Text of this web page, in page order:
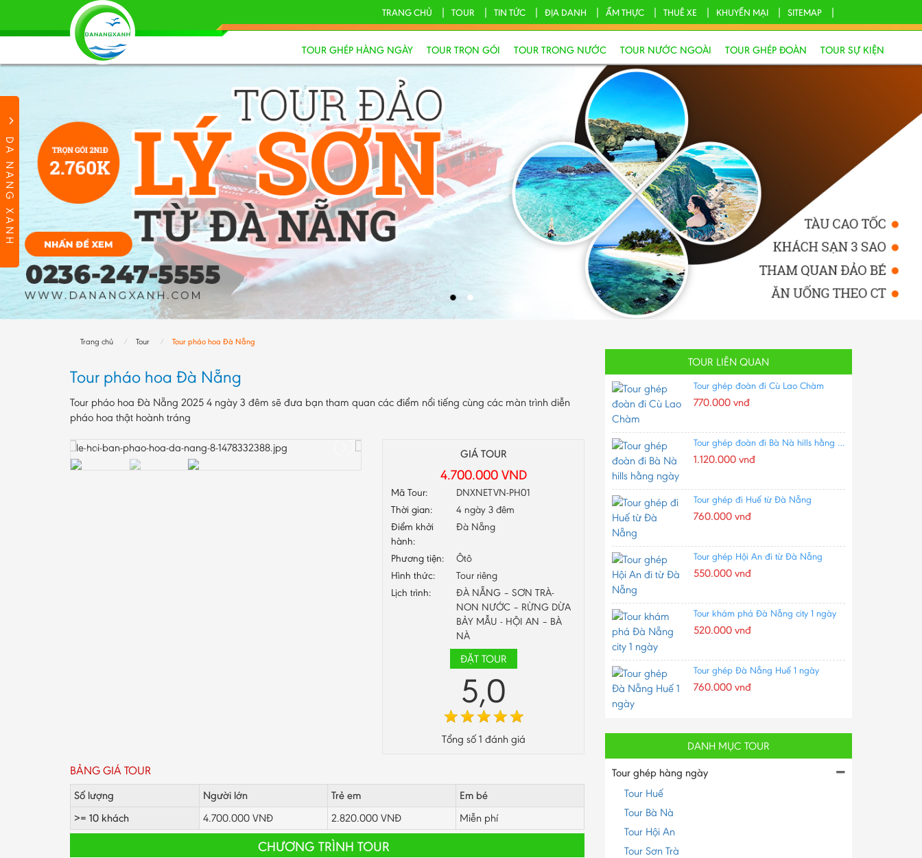
TRANG CHỦ TOUR TIN TỨC ĐỊA DANH ẨM THỰC THUÊ XE KHUYẾN MẠI SITEMAP
TOUR GHÉP HÀNG NGÀY TOUR TRỌN GÓI TOUR TRONG NƯỚC TOUR NƯỚC NGOÀI TOUR GHÉP ĐOÀN TOUR SỰ KIỆN
DA NANG XANH
Trang chủ Tour Tour pháo hoa Đà Nẵng
Tour pháo hoa Đà Nẵng
Tour pháo hoa Đà Nẵng 2025 4 ngày 3 đêm sẽ đưa bạn tham quan các điểm nổi tiếng cùng các màn trình diễn
pháo hoa thật hoành tráng
GIÁ TOUR
4.700.000 VND
Mã Tour:
DNXNETVN-PH01
Thời gian:
4 ngày 3 đêm
Điểm khởi
hành:
Đà Nẵng
Phương tiện:
Ôtô
Hình thức:
Tour riêng
Lịch trình:
ĐÀ NẴNG – SƠN TRÀ-
NON NƯỚC – RỪNG DỪA
BẢY MẪU - HỘI AN – BÀ
NÀ
ĐẶT TOUR
5,0
Tổng số 1 đánh giá
BẢNG GIÁ TOUR
Số lượng Người lớn Trẻ em
Em bé
>= 10 khách
4.700.000 VNĐ 2.820.000 VNĐ Miễn phí
CHƯƠNG TRÌNH TOUR
TOUR LIÊN QUAN
Tour ghép đoàn đi Cù Lao Chàm
770.000 vnđ
Tour ghép đoàn đi Bà Nà hills hằng ngày
1.120.000 vnđ
Tour ghép đi Huế từ Đà Nẵng
760.000 vnđ
Tour ghép Hội An đi từ Đà Nẵng
550.000 vnđ
Tour khám phá Đà Nẵng city 1 ngày
520.000 vnđ
Tour ghép Đà Nẵng Huế 1 ngày
760.000 vnđ
DANH MỤC TOUR
Tour ghép hàng ngày
Tour Huế
Tour Bà Nà
Tour Hội An
Tour Sơn Trà